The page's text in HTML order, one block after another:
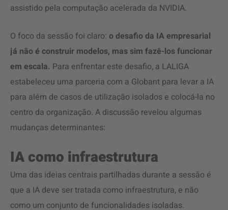
assistido pela computação acelerada da NVIDIA.
O foco da sessão foi claro: o desafio da IA empresarial
já não é construir modelos, mas sim fazê-los funcionar
em escala. Para enfrentar este desafio, a LALIGA
estabeleceu uma parceria com a Globant para levar a IA
para além de casos de utilização isolados e colocá-la no
centro da organização. A discussão revelou algumas
mudanças determinantes:
IA como infraestrutura
Uma das ideias centrais partilhadas durante a sessão é
que a IA deve ser tratada como infraestrutura, e não
como um conjunto de funcionalidades isoladas.